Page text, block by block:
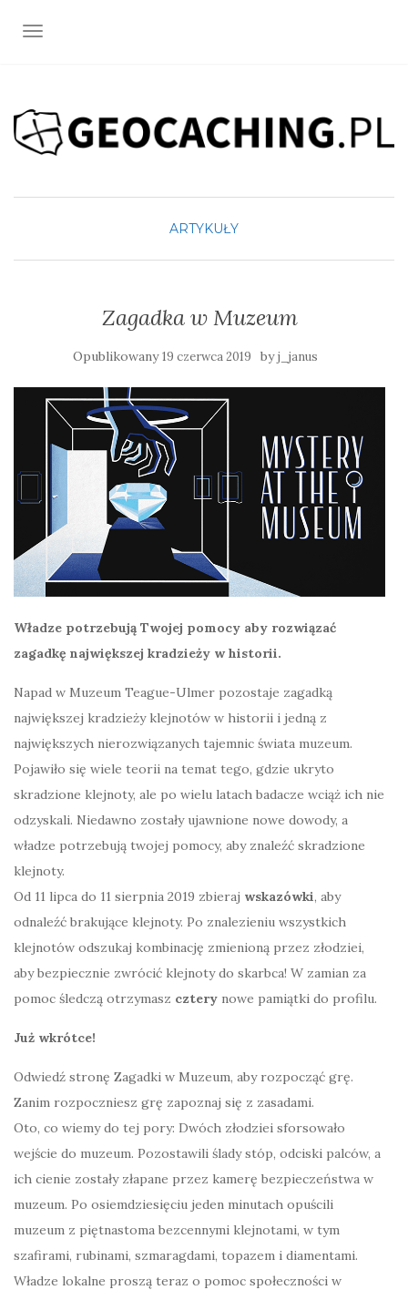
TOGGLE NAVIGATION
ARTYKUŁY
Zagadka w Muzeum
Opublikowany19 czerwca 2019 byj_janus
Władze potrzebują Twojej pomocy aby rozwiązać
zagadkę największej kradzieży w historii.
Napad w Muzeum Teague-Ulmer pozostaje zagadką
największej kradzieży klejnotów w historii i jedną z
największych nierozwiązanych tajemnic świata muzeum.
Pojawiło się wiele teorii na temat tego, gdzie ukryto
skradzione klejnoty, ale po wielu latach badacze wciąż ich nie
odzyskali. Niedawno zostały ujawnione nowe dowody, a
władze potrzebują twojej pomocy, aby znaleźć skradzione
klejnoty.
Od 11 lipca do 11 sierpnia 2019 zbieraj wskazówki, aby
odnaleźć brakujące klejnoty. Po znalezieniu wszystkich
klejnotów odszukaj kombinację zmienioną przez złodziei,
aby bezpiecznie zwrócić klejnoty do skarbca! W zamian za
pomoc śledczą otrzymasz cztery nowe pamiątki do profilu.
Już wkrótce!
Odwiedź stronę Zagadki w Muzeum, aby rozpocząć grę.
Zanim rozpoczniesz grę zapoznaj się z zasadami.
Oto, co wiemy do tej pory: Dwóch złodziei sforsowało
wejście do muzeum. Pozostawili ślady stóp, odciski palców, a
ich cienie zostały złapane przez kamerę bezpieczeństwa w
muzeum. Po osiemdziesięciu jeden minutach opuścili
muzeum z piętnastoma bezcennymi klejnotami, w tym
szafirami, rubinami, szmaragdami, topazem i diamentami.
Władze lokalne proszą teraz o pomoc społeczności w